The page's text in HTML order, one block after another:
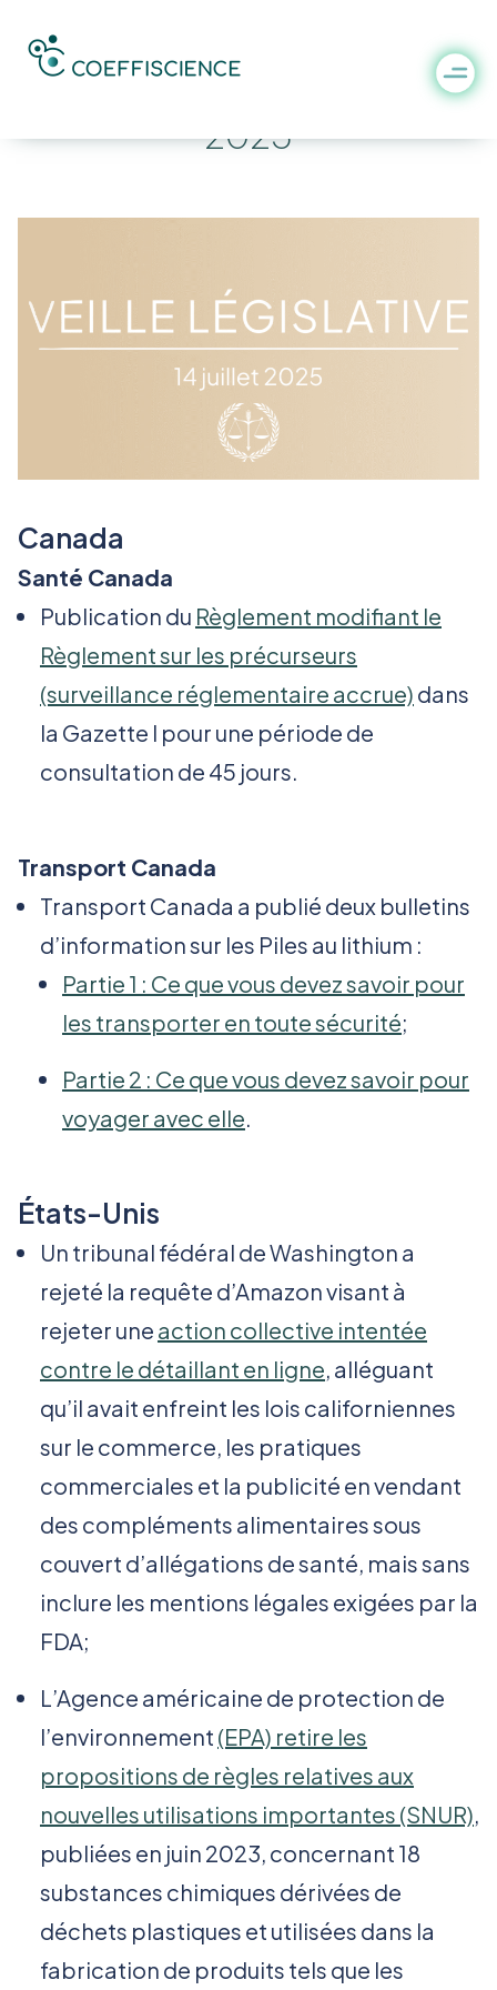
Veille législative du 14 juillet
2025
Canada
Santé Canada
Publication du Règlement modifiant le
Règlement sur les précurseurs
(surveillance réglementaire accrue) dans
la Gazette I pour une période de
consultation de 45 jours.
Transport Canada
Transport Canada a publié deux bulletins
d’information sur les Piles au lithium :
Partie 1 : Ce que vous devez savoir pour
les transporter en toute sécurité;
Partie 2 : Ce que vous devez savoir pour
voyager avec elle.
États-Unis
Un tribunal fédéral de Washington a
rejeté la requête d’Amazon visant à
rejeter une action collective intentée
contre le détaillant en ligne, alléguant
qu’il avait enfreint les lois californiennes
sur le commerce, les pratiques
commerciales et la publicité en vendant
des compléments alimentaires sous
couvert d’allégations de santé, mais sans
inclure les mentions légales exigées par la
FDA;
L’Agence américaine de protection de
l’environnement (EPA) retire les
propositions de règles relatives aux
nouvelles utilisations importantes (SNUR),
publiées en juin 2023, concernant 18
substances chimiques dérivées de
déchets plastiques et utilisées dans la
fabrication de produits tels que les